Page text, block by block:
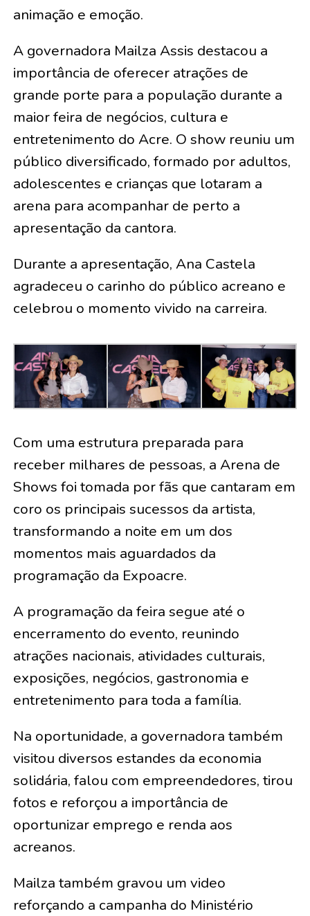
animação e emoção.
A governadora Mailza Assis destacou a
importância de oferecer atrações de
grande porte para a população durante a
maior feira de negócios, cultura e
entretenimento do Acre. O show reuniu um
público diversificado, formado por adultos,
adolescentes e crianças que lotaram a
arena para acompanhar de perto a
apresentação da cantora.
Durante a apresentação, Ana Castela
agradeceu o carinho do público acreano e
celebrou o momento vivido na carreira.
Com uma estrutura preparada para
receber milhares de pessoas, a Arena de
Shows foi tomada por fãs que cantaram em
coro os principais sucessos da artista,
transformando a noite em um dos
momentos mais aguardados da
programação da Expoacre.
A programação da feira segue até o
encerramento do evento, reunindo
atrações nacionais, atividades culturais,
exposições, negócios, gastronomia e
entretenimento para toda a família.
Na oportunidade, a governadora também
visitou diversos estandes da economia
solidária, falou com empreendedores, tirou
fotos e reforçou a importância de
oportunizar emprego e renda aos
acreanos.
Mailza também gravou um video
reforçando a campanha do Ministério